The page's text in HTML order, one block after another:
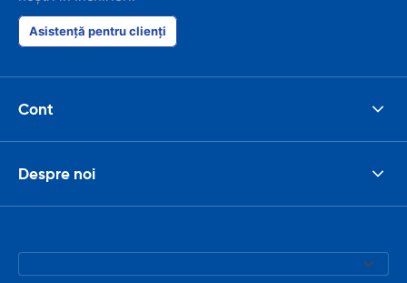
Asistență pentru clienți
Cont
Despre noi